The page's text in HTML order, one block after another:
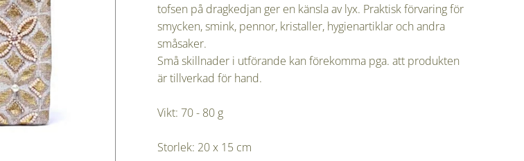
tofsen på dragkedjan ger en känsla av lyx. Praktisk förvaring för
smycken, smink, pennor, kristaller, hygienartiklar och andra
småsaker.
Små skillnader i utförande kan förekomma pga. att produkten
är tillverkad för hand.
Vikt: 70 - 80 g
Storlek: 20 x 15 cm